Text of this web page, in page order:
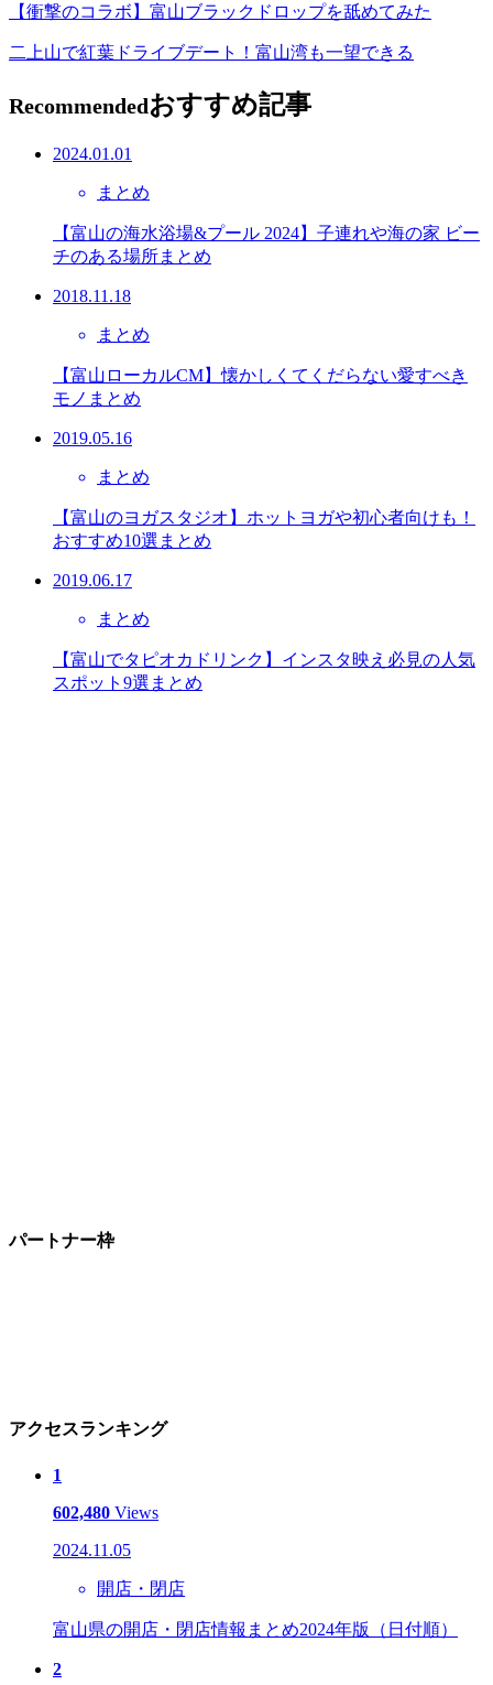
【衝撃のコラボ】富山ブラックドロップを舐めてみた
二上山で紅葉ドライブデート！富山湾も一望できる
Recommendedおすすめ記事
2024.01.01
まとめ
【富山の海水浴場&プール 2024】子連れや海の家 ビー
チのある場所まとめ
2018.11.18
まとめ
【富山ローカルCM】懐かしくてくだらない愛すべき
モノまとめ
2019.05.16
まとめ
【富山のヨガスタジオ】ホットヨガや初心者向けも！
おすすめ10選まとめ
2019.06.17
まとめ
【富山でタピオカドリンク】インスタ映え必見の人気
スポット9選まとめ
パートナー枠
アクセスランキング
1
602,480 Views
2024.11.05
開店・閉店
富山県の開店・閉店情報まとめ2024年版（日付順）
2